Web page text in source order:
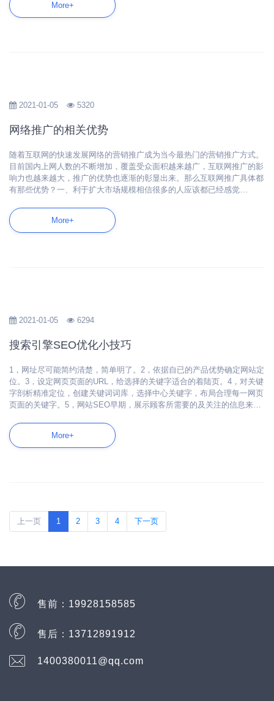
More+
2021-01-05 5320
网络推广的相关优势
随着互联网的快速发展网络的营销推广成为当今最热门的营销推广方式。
目前国内上网人数的不断增加，覆盖受众面积越来越广，互联网推广的影
响力也越来越大，推广的优势也逐渐的彰显出来。那么互联网推广具体都
有那些优势？一、利于扩大市场规模相信很多的人应该都已经感觉…
More+
2021-01-05 6294
搜索引擎SEO优化小技巧
1，网址尽可能简约清楚，简单明了。2，依据自已的产品优势确定网站定
位。3，设定网页页面的URL，给选择的关键字适合的着陆页。4，对关键
字剖析精准定位，创建关键词词库，选择中心关键字，布局合理每一网页
页面的关键字。5，网站SEO早期，展示顾客所需要的及关注的信息来…
More+
上一页 1 2 3 4 下一页
售前： 19928158585
售后： 13712891912
1400380011@qq.com